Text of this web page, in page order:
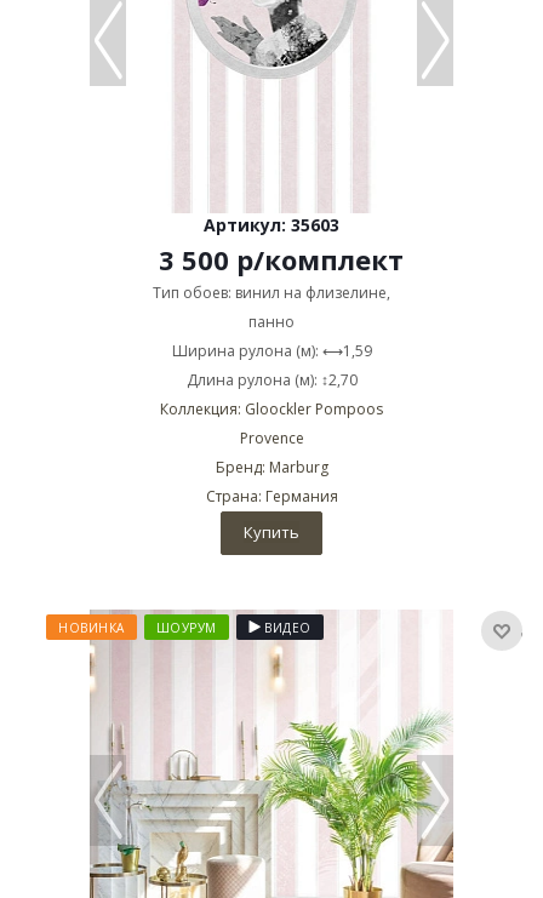
Артикул: 35603
3 500 р/комплект
Тип обоев: винил на флизелине,
панно
Ширина рулона (м): ⟷1,59
Длина рулона (м): ↕2,70
Коллекция: Gloockler Pompoos
Provence
Бренд: Marburg
Страна: Германия
Купить
НОВИНКА ШОУРУМ ВИДЕО